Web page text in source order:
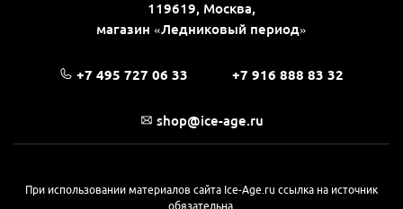
119619, Москва,
магазин «Ледниковый период»
+7 495 727 06 33 +7 916 888 83 32
shop@ice-age.ru
При использовании материалов сайта Ice-Age.ru ссылка на источник
обязательна.